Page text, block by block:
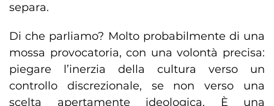
separa.
Di che parliamo? Molto probabilmente di una
mossa provocatoria, con una volontà precisa:
piegare l’inerzia della cultura verso un
controllo discrezionale, se non verso una
scelta apertamente ideologica. È una